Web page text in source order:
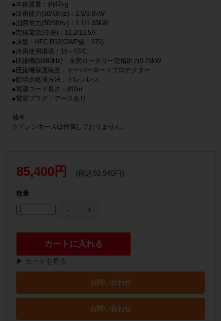
●本体質量：約47kg
●冷房能力(50/60Hz)：2.5/3.0kW
●消費電力(50/60Hz)：1.1/1.35kW
●定格電流(冷房)：11.2/13.5A
●冷媒：HFC R32(GWP値：675)
●冷房使用環境：18～55℃
●圧縮機(50/60Hz)：全閉ロータリー定格出力0.75kW
●圧縮機保護装置：オーバーロードプロテクター
●除湿水処理方法：ドレンレス
●電源コード長さ：約2m
●電源プラグ：アースあり
備考
※ドレンホースは付属しておりません。
85,400円 (税込93,940円)
数量
カートに入れる
▶ カートを見る
お問い合わせ
お問い合わせ